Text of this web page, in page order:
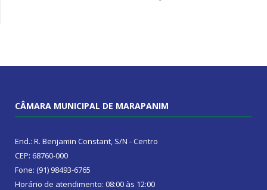
CÂMARA MUNICIPAL DE MARAPANIM
End.: R. Benjamin Constant, S/N - Centro
CEP: 68760-000
Fone: (91) 98493-6765
Horário de atendimento: 08:00 às 12:00